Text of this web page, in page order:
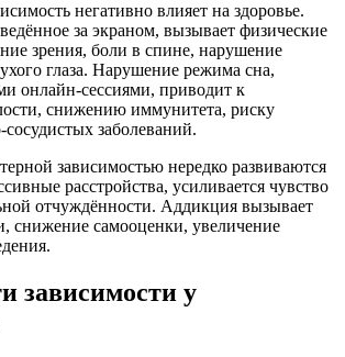
негативно влияет на здоровье.
за экраном, вызывает физические
зрения, боли в спине, нарушение
глаза. Нарушение режима сна,
онлайн-сессиями, приводит к
снижению иммунитета, риску
сосудистых заболеваний.
зависимостью нередко развиваются
расстройства, усиливается чувство
отчуждённости. Аддикция вызывает
снижение самооценки, увеличение
зависимости у